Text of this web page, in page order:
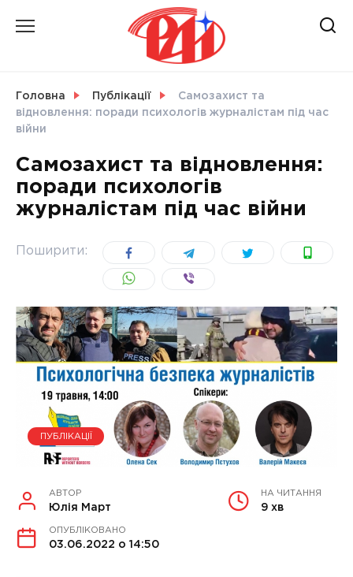
СВІТ
УКРАЇНА
Головна Публікації
Самозахист та
відновлення: поради психологів журналістам під час
війни
Самозахист та відновлення:
поради психологів
журналістам під час війни
Поширити:
ПУБЛІКАЦІЇ
АВТОР
Юлія Март
НА ЧИТАННЯ
9 хв
ОПУБЛІКОВАНО
03.06.2022 о 14:50